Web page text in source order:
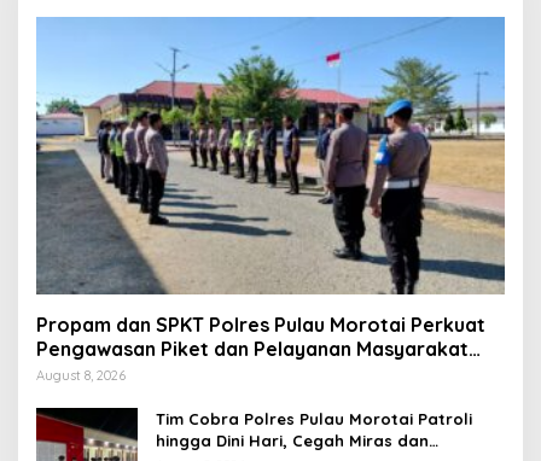
Propam dan SPKT Polres Pulau Morotai Perkuat
Pengawasan Piket dan Pelayanan Masyarakat
Selama 1×24 Jam
August 8, 2026
Tim Cobra Polres Pulau Morotai Patroli
hingga Dini Hari, Cegah Miras dan